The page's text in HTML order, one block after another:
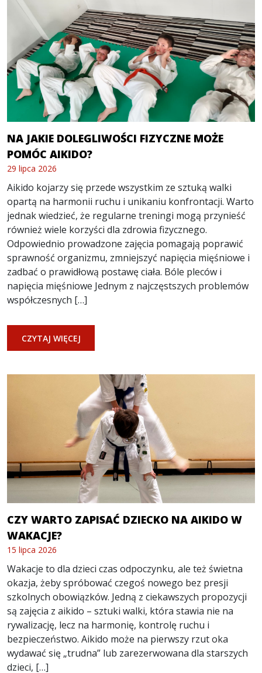
NA JAKIE DOLEGLIWOŚCI FIZYCZNE MOŻE
POMÓC AIKIDO?
29 lipca 2026
Aikido kojarzy się przede wszystkim ze sztuką walki
opartą na harmonii ruchu i unikaniu konfrontacji. Warto
jednak wiedzieć, że regularne treningi mogą przynieść
również wiele korzyści dla zdrowia fizycznego.
Odpowiednio prowadzone zajęcia pomagają poprawić
sprawność organizmu, zmniejszyć napięcia mięśniowe i
zadbać o prawidłową postawę ciała. Bóle pleców i
napięcia mięśniowe Jednym z najczęstszych problemów
współczesnych […]
CZYTAJ WIĘCEJ
CZY WARTO ZAPISAĆ DZIECKO NA AIKIDO W
WAKACJE?
15 lipca 2026
Wakacje to dla dzieci czas odpoczynku, ale też świetna
okazja, żeby spróbować czegoś nowego bez presji
szkolnych obowiązków. Jedną z ciekawszych propozycji
są zajęcia z aikido – sztuki walki, która stawia nie na
rywalizację, lecz na harmonię, kontrolę ruchu i
bezpieczeństwo. Aikido może na pierwszy rzut oka
wydawać się „trudna” lub zarezerwowana dla starszych
dzieci, […]